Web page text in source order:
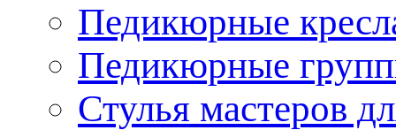
Педикюрные
Педикюрные
Стулья мастеров